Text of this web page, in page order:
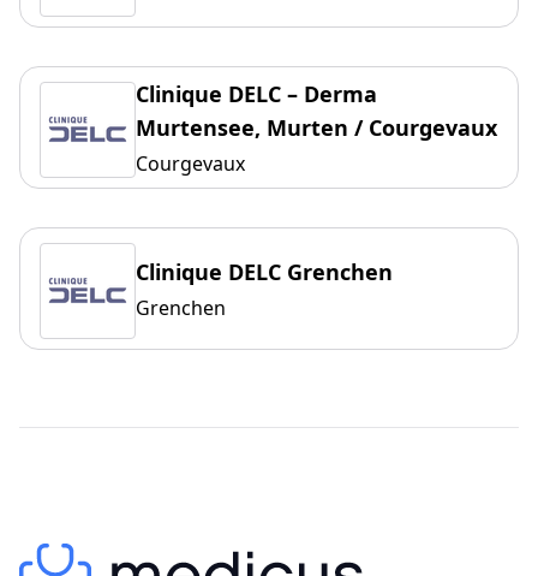
Clinique DELC – Derma
Murtensee, Murten / Courgevaux
Courgevaux
Clinique DELC Grenchen
Grenchen